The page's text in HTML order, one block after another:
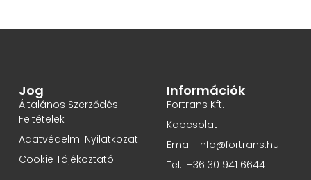
Jog
Általános Szerződési
Feltételek
Adatvédelmi Nyilatkozat
Cookie Tájékoztató
Információk
Fortrans Kft.
Kapcsolat
Email: info@fortrans.hu
Tel.: +36 30 941 6644